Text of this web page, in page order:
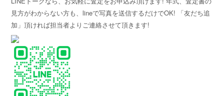
見方がわからない方も、lineで写真を送信するだけでOK! 「友だち追
加」頂ければ担当者よりご連絡させて頂きます!